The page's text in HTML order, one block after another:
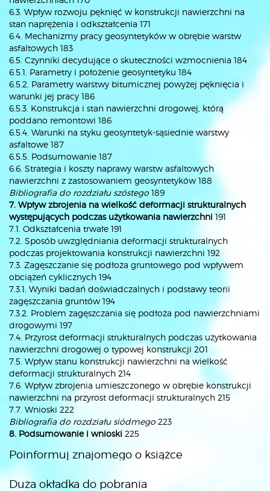
6.3. Wpływ rozwoju pęknięć w konstrukcji nawierzchni na
stan naprężenia i odkształcenia 171
6.4. Mechanizmy pracy geosyntetyków w obrębie warstw
asfaltowych 183
6.5. Czynniki decydujące o skuteczności wzmocnienia 184
6.5.1. Parametry i położenie geosyntetyku 184
6.5.2. Parametry warstwy bitumicznej powyżej pęknięcia i
warunki jej pracy 186
6.5.3. Konstrukcja i stan nawierzchni drogowej, którą
poddano remontowi 186
6.5.4. Warunki na styku geosyntetyk-sąsiednie warstwy
asfaltowe 187
6.5.5. Podsumowanie 187
6.6. Strategia i koszty naprawy warstw asfaltowych
nawierzchni z zastosowaniem geosyntetyków 188
Bibliografia do rozdziału szóstego 189
7. Wpływ zbrojenia na wielkość deformacji strukturalnych
występujących podczas użytkowania nawierzchni191
7.1. Odkształcenia trwałe 191
7.2. Sposób uwzględniania deformacji strukturalnych
podczas projektowania konstrukcji nawierzchni 192
7.3. Zagęszczanie się podłoża gruntowego pod wpływem
obciążeń cyklicznych 194
7.3.1. Wyniki badań doświadczalnych i podstawy teorii
zagęszczania gruntów 194
7.3.2. Problem zagęszczania się podłoża pod nawierzchniami
drogowymi 197
7.4. Przyrost deformacji strukturalnych podczas użytkowania
nawierzchni drogowej o typowej konstrukcji 201
7.5. Wpływ stanu konstrukcji nawierzchni na wielkość
deformacji strukturalnych 214
7.6. Wpływ zbrojenia umieszczonego w obrębie konstrukcji
nawierzchni na przyrost deformacji strukturalnych 215
7.7. Wnioski 222
Bibliografia do rozdziału siódmego223
8. Podsumowanie i wnioski 225
Poinformuj znajomego o książce
Duża okładka do pobrania